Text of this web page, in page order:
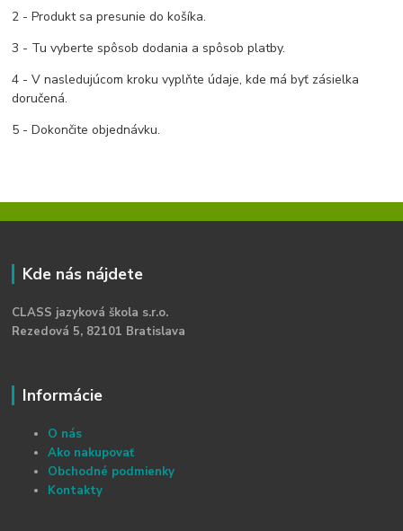
2 - Produkt sa presunie do košíka.
3 - Tu vyberte spôsob dodania a spôsob platby.
4 - V nasledujúcom kroku vyplňte údaje, kde má byť zásielka
doručená.
5 - Dokončite objednávku.
Kde nás nájdete
CLASS jazyková škola s.r.o.
Rezedová 5, 82101 Bratislava
Informácie
O nás
Ako nakupovať
Obchodné podmienky
Kontakty